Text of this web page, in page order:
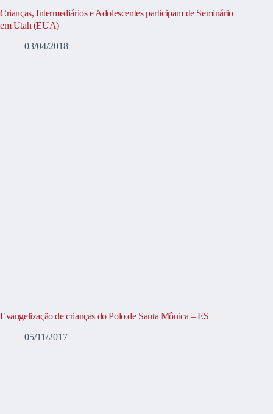
Crianças, Intermediários e Adolescentes participam de Seminário
em Utah (EUA)
03/04/2018
Evangelização de crianças do Polo de Santa Mônica – ES
05/11/2017